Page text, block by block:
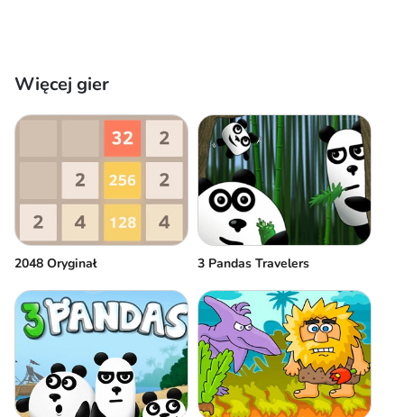
Więcej gier
2048 Oryginał 3 Pandas Travelers